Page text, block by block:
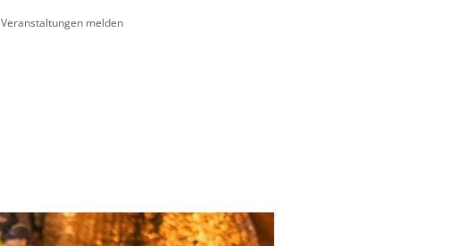
Veranstaltungen melden